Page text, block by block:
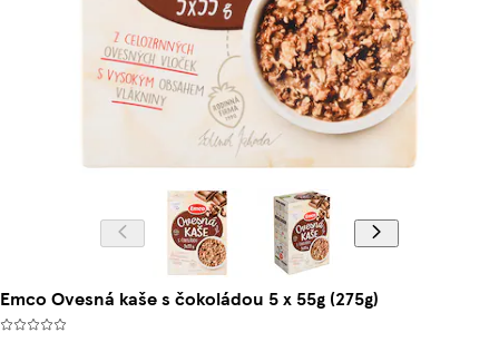
Emco Ovesná kaše s čokoládou 5 x 55g (275g)